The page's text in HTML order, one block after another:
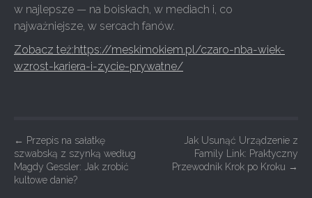
w najlepsze — na boiskach, w mediach i, co
najważniejsze, w sercach fanów.
Zobacz też:https://meskimokiem.pl/czaro-nba-wiek-
wzrost-kariera-i-zycie-prywatne/
P
o
s
← Przepis na sałatkę
szwabską z szynką według
Magdy Gessler: Jak zrobić
kultowe danie?
Jak Usunąć Urządzenie z
Family Link: Praktyczny
Przewodnik Krok po Kroku →